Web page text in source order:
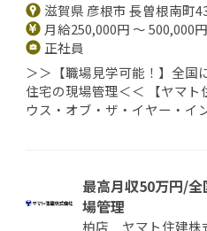
滋賀県 彦根市 長曽根南町
月給250,000円 ～ 500,000円
正社員
＞＞【職場見学可能！】全
住宅の現場管理＜＜ 【ヤマ
ウス・オブ・ザ・イヤー・イ
最高月収50万円/
場管理
柏店 ヤマト住建株